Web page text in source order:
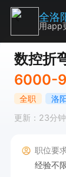
数控折
6000-
全职 洛
更新：23分
职位要
经验不
全洛
用app